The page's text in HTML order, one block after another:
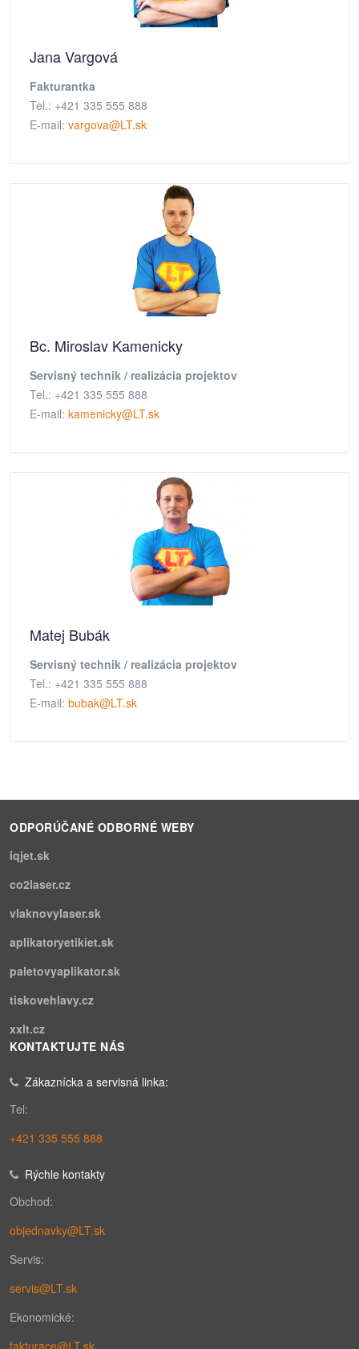
Jana Vargová
Fakturantka
Tel.: +421 335 555 888
E-mail: vargova@LT.sk
Bc. Miroslav Kamenicky
Servisný technik / realizácia projektov
Tel.: +421 335 555 888
E-mail: kamenicky@LT.sk
Matej Bubák
Servisný technik / realizácia projektov
Tel.: +421 335 555 888
E-mail: bubak@LT.sk
ODPORÚČANÉ ODBORNÉ WEBY
iqjet.sk
co2laser.cz
vlaknovylaser.sk
aplikatoryetikiet.sk
paletovyaplikator.sk
tiskovehlavy.cz
xxlt.cz
KONTAKTUJTE NÁS
Zákaznícka a servisná linka:
Tel:
+421 335 555 888
Rýchle kontakty
Obchod:
objednavky@LT.sk
Servis:
servis@LT.sk
Ekonomické: